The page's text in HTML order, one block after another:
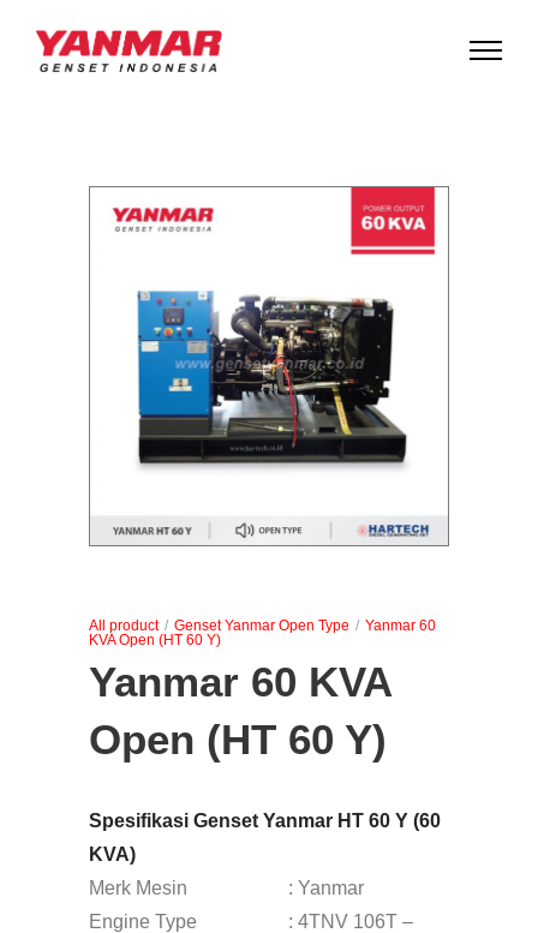
All product / Genset Yanmar Open Type / Yanmar 60
KVA Open (HT 60 Y)
Yanmar 60 KVA
Open (HT 60 Y)
Spesifikasi Genset Yanmar HT 60 Y (60
KVA)
Merk Mesin : Yanmar
Engine Type : 4TNV 106T –